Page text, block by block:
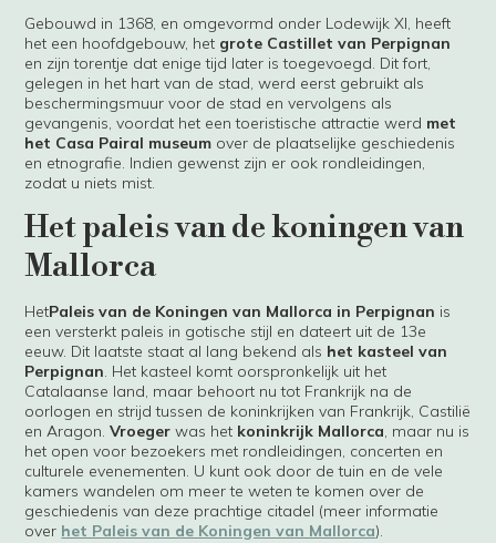
Gebouwd in 1368, en omgevormd onder Lodewijk XI, heeft
het een hoofdgebouw, het grote Castillet van Perpignan
en zijn torentje dat enige tijd later is toegevoegd. Dit fort,
gelegen in het hart van de stad, werd eerst gebruikt als
beschermingsmuur voor de stad en vervolgens als
gevangenis, voordat het een toeristische attractie werd met
het Casa Pairal museum over de plaatselijke geschiedenis
en etnografie. Indien gewenst zijn er ook rondleidingen,
zodat u niets mist.
Het paleis van de koningen van
Mallorca
HetPaleis van de Koningen van Mallorca in Perpignan is
een versterkt paleis in gotische stijl en dateert uit de 13e
eeuw. Dit laatste staat al lang bekend als het kasteel van
Perpignan. Het kasteel komt oorspronkelijk uit het
Catalaanse land, maar behoort nu tot Frankrijk na de
oorlogen en strijd tussen de koninkrijken van Frankrijk, Castilië
en Aragon.Vroeger was het koninkrijk Mallorca, maar nu is
het open voor bezoekers met rondleidingen, concerten en
culturele evenementen. U kunt ook door de tuin en de vele
kamers wandelen om meer te weten te komen over de
geschiedenis van deze prachtige citadel (meer informatie
over het Paleis van de Koningen van Mallorca).